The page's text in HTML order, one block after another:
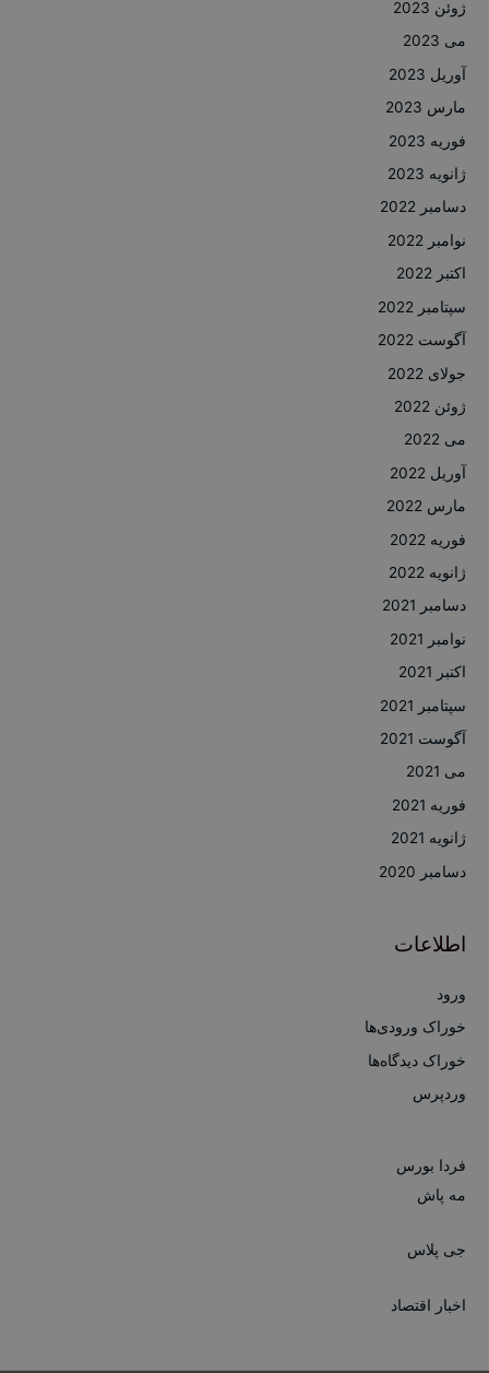
ژوئن 2023
می 2023
آوریل 2023
مارس 2023
فوریه 2023
ژانویه 2023
دسامبر 2022
نوامبر 2022
اکتبر 2022
سپتامبر 2022
آگوست 2022
جولای 2022
ژوئن 2022
می 2022
آوریل 2022
مارس 2022
فوریه 2022
ژانویه 2022
دسامبر 2021
نوامبر 2021
اکتبر 2021
سپتامبر 2021
آگوست 2021
می 2021
فوریه 2021
ژانویه 2021
دسامبر 2020
اطلاعات
ورود
خوراک ورودی‌ها
خوراک دیدگاه‌ها
وردپرس
فردا بورس
مه پاش
جی پلاس
اخبار اقتصاد